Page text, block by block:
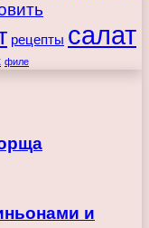
рецепты салат
филе
и